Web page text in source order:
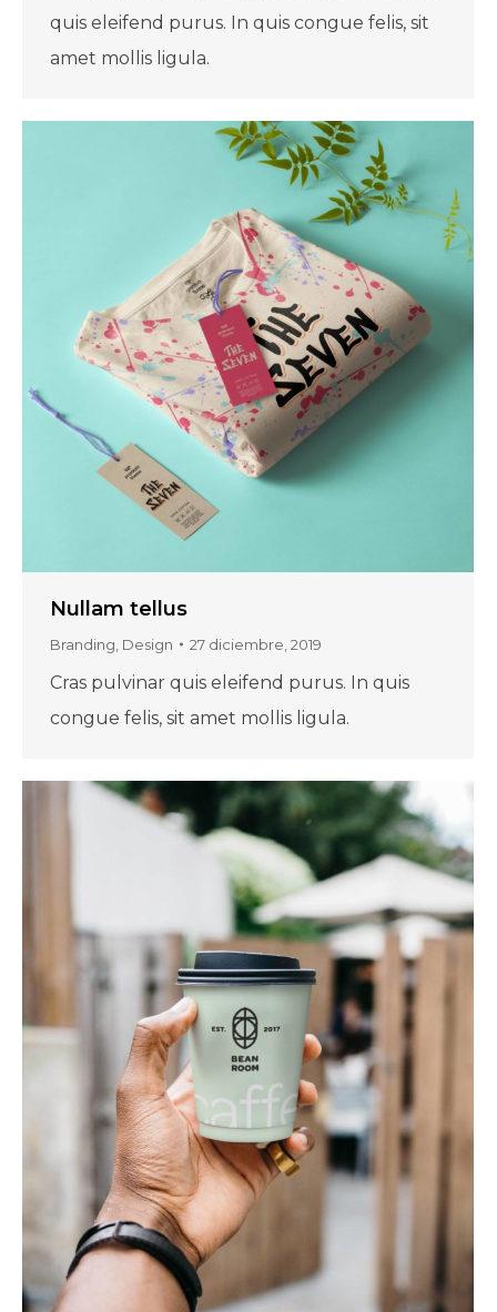
quis eleifend purus. In quis congue felis, sit
amet mollis ligula.
Nullam tellus
Branding Design 27 diciembre, 2019
Cras pulvinar quis eleifend purus. In quis
congue felis, sit amet mollis ligula.